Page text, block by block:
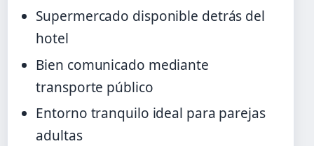
Supermercado disponible detrás del
hotel
Bien comunicado mediante
transporte público
Entorno tranquilo ideal para parejas
adultas